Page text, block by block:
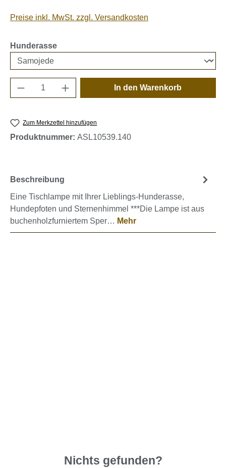
Preise inkl. MwSt. zzgl. Versandkosten
Hunderasseauswählen
Produkt Anzahl: Gib den gewünschten
In den Warenkorb
Zum Merkzettel hinzufügen
Produktnummer: ASL10539.140
Beschreibung
Eine Tischlampe mit Ihrer Lieblings-Hunderasse,
Hundepfoten und Sternenhimmel ***Die Lampe ist aus
buchenholzfurniertem Sper… Mehr
Nichts gefunden?